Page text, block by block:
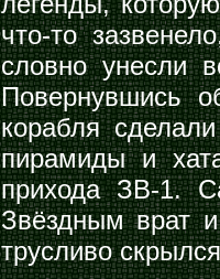
что-то
словно унесли
Повернувшись
корабля
пирамиды и
прихода ЗВ-1.
Звёздным врат
трусливо